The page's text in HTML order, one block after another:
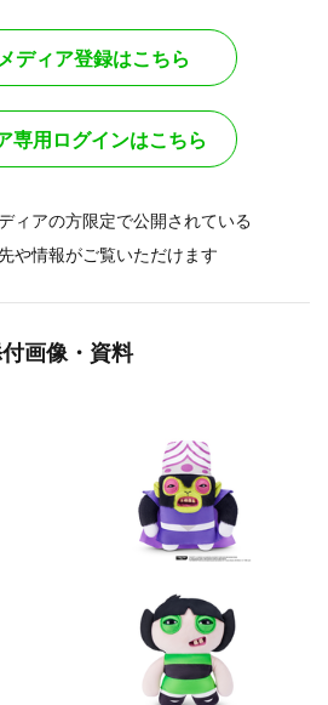
ディア登録はこちら
専用ログインはこちら
ィアの方限定で公開されている
や情報がご覧いただけます
画像・資料